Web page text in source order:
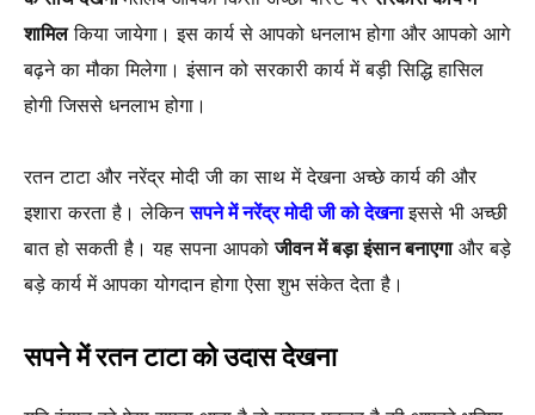
शामिलकिया जायेगा। इस कार्य से आपको धनलाभ होगा और आपको आगे
बढ़ने का मौका मिलेगा। इंसान को सरकारी कार्य में बड़ी सिद्धि हासिल
होगी जिससे धनलाभ होगा।
रतन टाटा और नरेंद्र मोदी जी का साथ में देखना अच्छे कार्य की और
इशारा करता है। लेकिनसपने में नरेंद्र मोदी जी को देखना इससे भी अच्छी
बात हो सकती है। यह सपना आपकोजीवन में बड़ा इंसान बनाएगाऔर बड़े
बड़े कार्य में आपका योगदान होगा ऐसा शुभ संकेत देता है।
सपने में रतन टाटा को उदास देखना